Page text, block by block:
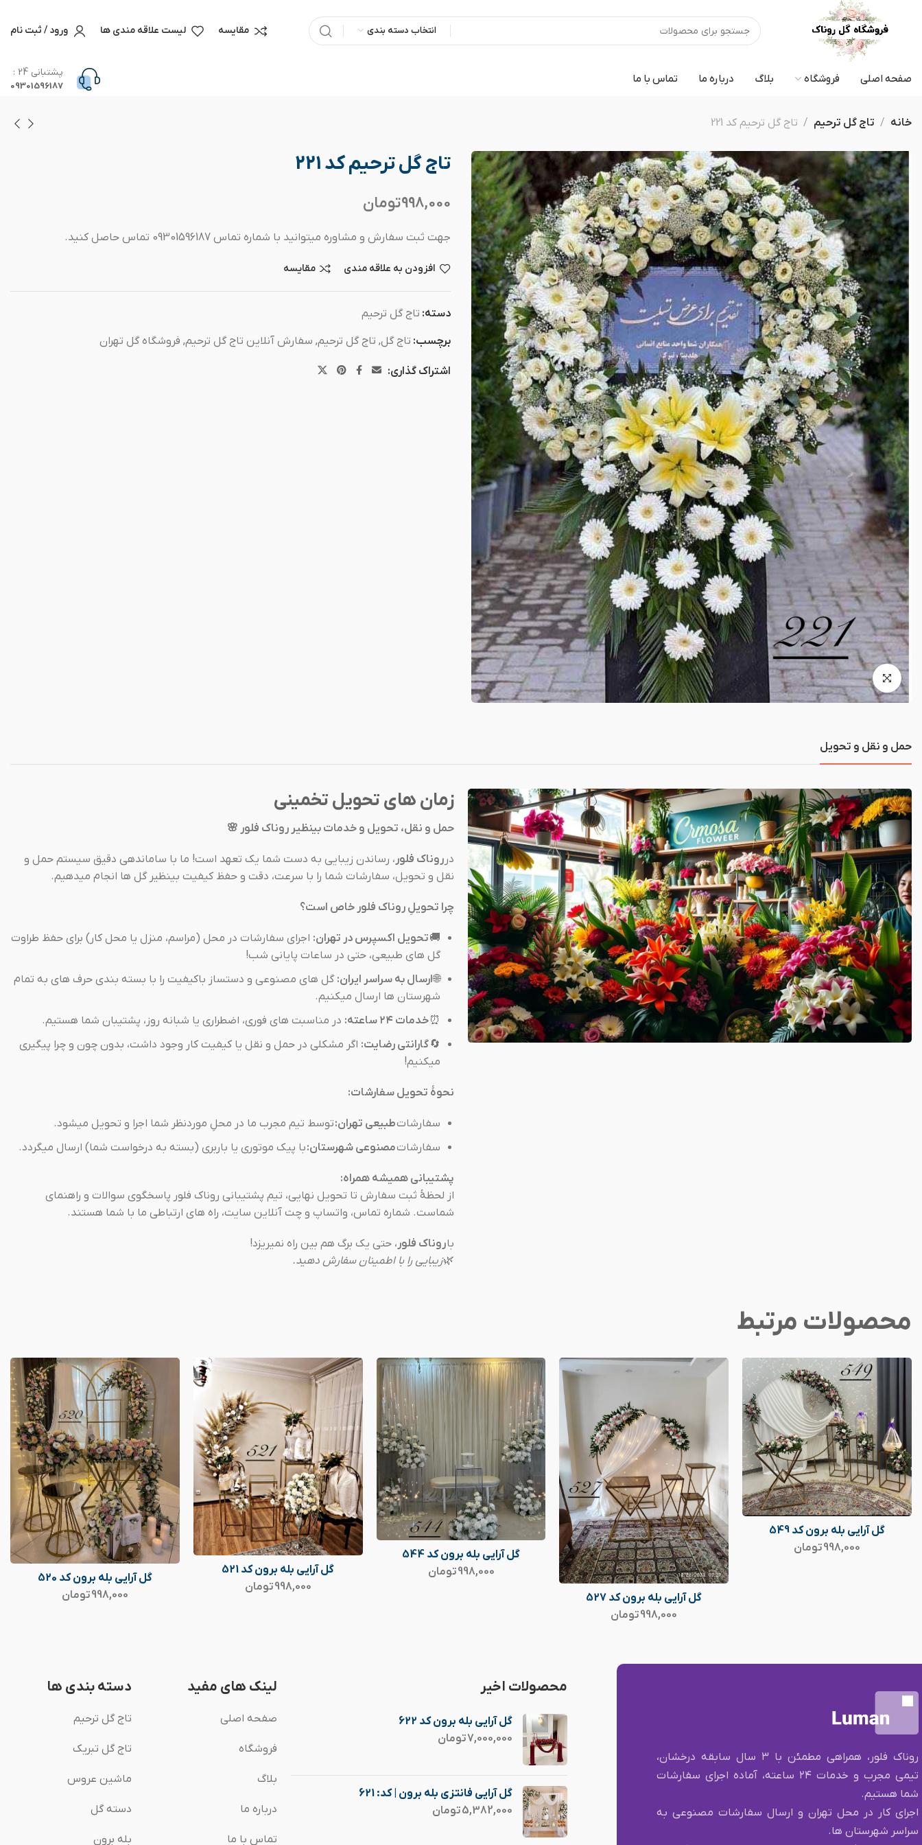
انتخاب دسته بندی مقایسه لیست علاقه مندی ها ورود / ثبت نام
صفحه اصلی فروشگاه بلاگ درباره ما تماس با ما پشتبانی 24 :
09301596187
خانه تاج گل ترحیم تاج گل ترحیم کد 221
تاج گل ترحیم کد 221
998,000تومان
جهت ثبت سفارش و مشاوره میتوانید با شماره تماس 09301596187 تماس حاصل کنید.
افزودن به علاقه مندی مقایسه
دسته: تاج گل ترحیم
برچسب: تاج گل, تاج گل ترحیم, سفارش آنلاین تاج گل ترحیم, فروشگاه گل تهران
اشتراک گذاری:
حمل و نقل و تحویل
زمان های تحویل تخمینی
حمل و نقل، تحویل و خدمات بینظیر روناک فلور 🌸
در روناک فلور ، رساندن زیبایی به دست شما یک تعهد است! ما با ساماندهی دقیق سیستم حمل و
نقل و تحویل، سفارشات شما را با سرعت، دقت و حفظ کیفیت بینظیر گل ها انجام میدهیم.
چرا تحویلِ روناک فلور خاص است؟
🚚تحویل اکسپرس در تهران: اجرای سفارشات در محل (مراسم، منزل یا محل کار) برای حفظ طراوت
گل های طبیعی، حتی در ساعات پایانی شب!
🌐ارسال به سراسر ایران: گل های مصنوعی و دستساز باکیفیت را با بسته بندی حرف های به تمام
شهرستان ها ارسال میکنیم.
⏰خدمات ۲۴ ساعته:
در مناسبت های فوری، اضطراری یا شبانه روز، پشتیبان شما هستیم.
🔄گارانتی رضایت: اگر مشکلی در حمل و نقل یا کیفیت کار وجود داشت، بدون چون و چرا پیگیری
میکنیم!
نحوهٔ تحویل سفارشات:
سفارشاتطبیعی تهران:توسط تیم مجرب ما در محلِ موردنظر شما اجرا و تحویل میشود.
سفارشاتمصنوعی شهرستان:با پیک موتوری یا باربری (بسته به درخواست شما) ارسال میگردد.
پشتیبانی همیشه همراه:
از لحظهٔ ثبت سفارش تا تحویل نهایی، تیم پشتیبانی روناک فلور پاسخگوی سوالات و راهنمای
شماست. شماره تماس، واتساپ و چت آنلاین سایت، راه های ارتباطی ما با شما هستند.
باروناک فلور ، حتی یک برگ هم بین راه نمیریزد!
🌿زیبایی را با اطمینان سفارش دهید.
محصولات مرتبط
گل آرایی بله برون کد 549
998,000تومان
گل آرایی بله برون کد 527
998,000تومان
گل آرایی بله برون کد 544
998,000تومان
گل آرایی بله برون کد 521
998,000تومان
گل آرایی بله برون کد 520
998,000تومان
روناک فلور، همراهی مطمئن با ۳ سال سابقه درخشان،
تیمی مجرب و خدمات ۲۴ ساعته، آماده اجرای سفارشات
شما هستیم.
اجرای کار در محل تهران و ارسال سفارشات مصنوعی به
سراسر شهرستان ها.
محصولات اخیر
گل آرایی بله برون کد 622
7,000,000تومان
گل آرایی فانتزی بله برون | کد: 621
5,382,000تومان
لینک های مفید
صفحه اصلی
فروشگاه
بلاگ
درباره ما
تماس با ما
دسته بندی ها
تاج گل ترحیم
تاج گل تبریک
ماشین عروس
دسته گل
بله برون